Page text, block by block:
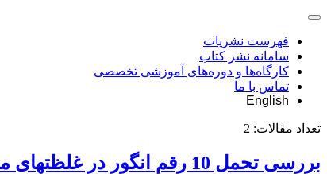
فهرست نشریات
سامانه نشر کتاب
کارگاه‌ها و دوره‌های آموزشی تخصصی
تماس با ما
English
تعداد مقالات: 2
بررسی تحمل 10 رقم انگور در غلظتهای مختلف نمک به صورت کلرور سدیم تحت شرایط